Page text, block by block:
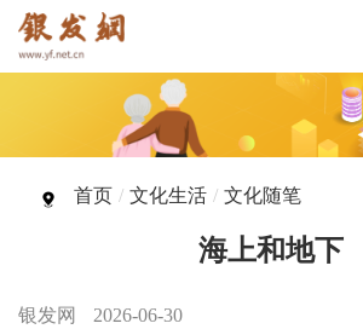
首页 / 文化生活 / 文化随笔
海上和地下
银发网 2026-06-30